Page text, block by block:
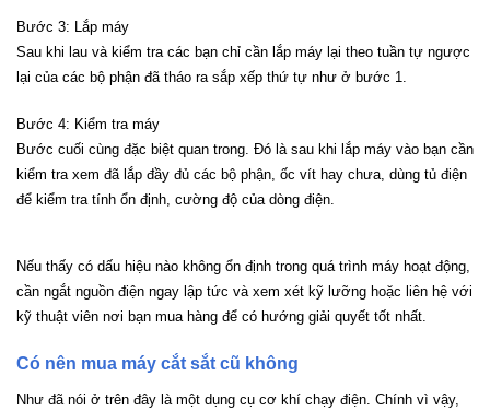
Bước 3: Lắp máy
Sau khi lau và kiểm tra các bạn chỉ cần lắp máy lại theo tuần tự ngược
lại của các bộ phận đã tháo ra sắp xếp thứ tự như ở bước 1.
Bước 4: Kiểm tra máy
Bước cuối cùng đặc biệt quan trong. Đó là sau khi lắp máy vào bạn cần
kiểm tra xem đã lắp đầy đủ các bộ phận, ốc vít hay chưa, dùng tủ điện
để kiểm tra tính ổn định, cường độ của dòng điện.
Nếu thấy có dấu hiệu nào không ổn định trong quá trình máy hoạt động,
cần ngắt nguồn điện ngay lập tức và xem xét kỹ lưỡng hoặc liên hệ với
kỹ thuật viên nơi bạn mua hàng để có hướng giải quyết tốt nhất.
Có nên mua máy cắt sắt cũ không
Như đã nói ở trên đây là một dụng cụ cơ khí chạy điện. Chính vì vậy,